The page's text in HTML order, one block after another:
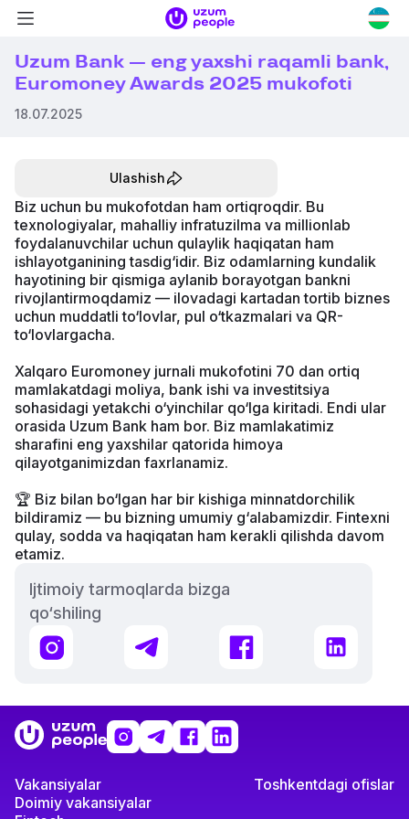
Navigatsiya
menyusi
Uzum
People
Uzum
logotipi
Uzum Bank — eng yaxshi raqamli bank,
Euromoney Awards 2025 mukofoti
18.07.2025
Ulashish
Biz uchun bu mukofotdan ham ortiqroqdir. Bu
texnologiyalar, mahalliy infratuzilma va millionlab
foydalanuvchilar uchun qulaylik haqiqatan ham
ishlayotganining tasdig‘idir. Biz odamlarning kundalik
hayotining bir qismiga aylanib borayotgan bankni
rivojlantirmoqdamiz — ilovadagi kartadan tortib biznes
uchun muddatli to‘lovlar, pul o‘tkazmalari va QR-
to‘lovlargacha.
Xalqaro Euromoney jurnali mukofotini 70 dan ortiq
mamlakatdagi moliya, bank ishi va investitsiya
sohasidagi yetakchi o‘yinchilar qo‘lga kiritadi. Endi ular
orasida Uzum Bank ham bor. Biz mamlakatimiz
sharafini eng yaxshilar qatorida himoya
qilayotganimizdan faxrlanamiz.
🏆 Biz bilan bo‘lgan har bir kishiga minnatdorchilik
bildiramiz — bu bizning umumiy g‘alabamizdir. Fintexni
qulay, sodda va haqiqatan ham kerakli qilishda davom
etamiz.
Ijtimoiy tarmoqlarda bizga
qo‘shiling
Instagram Telegram Facebook LinkedIn
Uzum
logotipi
Instagram
TelegramFacebook
LinkedIn
Vakansiyalar
Doimiy vakansiyalar
Toshkentdagi ofislar